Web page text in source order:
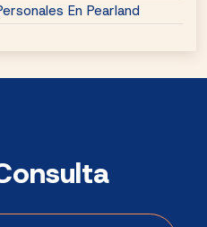
En Pearland